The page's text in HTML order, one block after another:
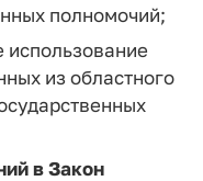
полномочий;
использование
из областного
в Закон